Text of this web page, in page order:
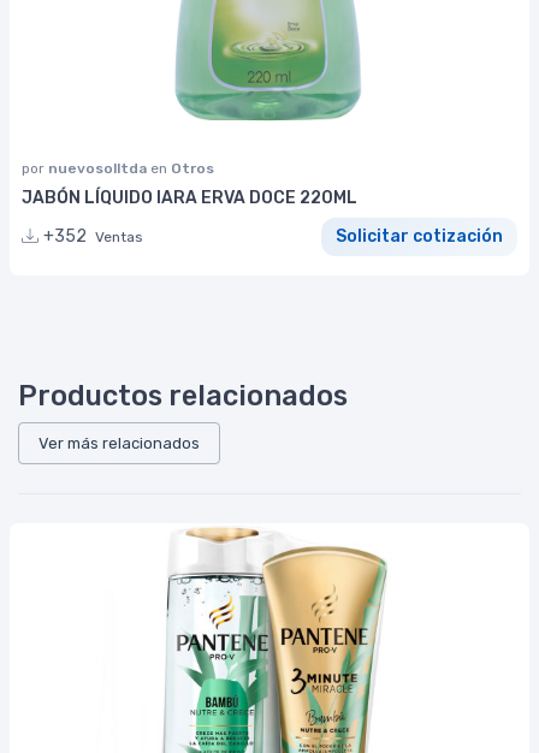
por nuevosolltda en Otros
JABÓN LÍQUIDO IARA ERVA DOCE 220ML
+352 Ventas Solicitar cotización
Productos relacionados
Ver más relacionados